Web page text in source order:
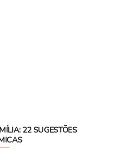
22 SUGESTÕES